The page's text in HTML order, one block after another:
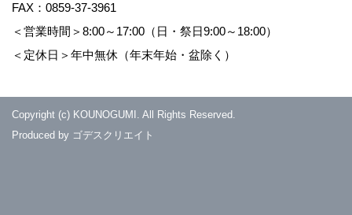
FAX：0859-37-3961
＜営業時間＞8:00～17:00（日・祭日9:00～18:00）
＜定休日＞年中無休（年末年始・盆除く）
Copyright (c) KOUNOGUMI. All Rights Reserved.
Produced by ゴデスクリエイト